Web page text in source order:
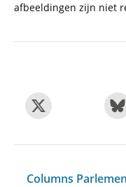
afbeeldingen zijn niet
Columns